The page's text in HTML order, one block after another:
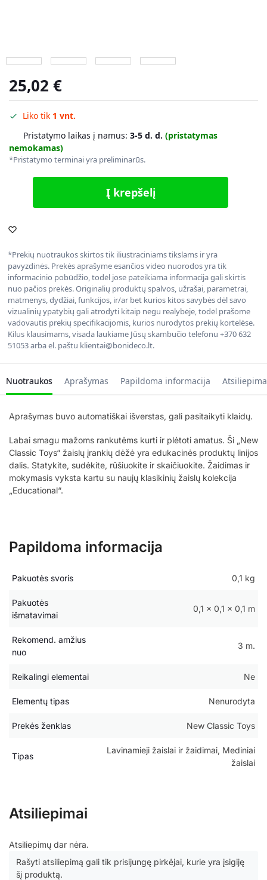
25,02 €
Liko tik 1 vnt.
Pristatymo laikas į namus: 3-5 d. d. (pristatymas
nemokamas)
*Pristatymo terminai yra preliminarūs.
Į krepšelį
*Prekių nuotraukos skirtos tik iliustraciniams tikslams ir yra
pavyzdinės. Prekės aprašyme esančios video nuorodos yra tik
informacinio pobūdžio, todėl jose pateikiama informacija gali skirtis
nuo pačios prekės. Originalių produktų spalvos, užrašai, parametrai,
matmenys, dydžiai, funkcijos, ir/ar bet kurios kitos savybės dėl savo
vizualinių ypatybių gali atrodyti kitaip negu realybėje, todėl prašome
vadovautis prekių specifikacijomis, kurios nurodytos prekių kortelėse.
Kilus klausimams, visada laukiame Jūsų skambučio telefonu +370 632
51053 arba el. paštu klientai@bonideco.lt.
Nuotraukos Aprašymas Papildoma informacija
Aprašymas buvo automatiškai išverstas, gali pasitaikyti klaidų.
Labai smagu mažoms rankutėms kurti ir plėtoti amatus. Ši „New
Classic Toys“ žaislų įrankių dėžė yra edukacinės produktų linijos
dalis. Statykite, sudėkite, rūšiuokite ir skaičiuokite. Žaidimas ir
mokymasis vyksta kartu su naujų klasikinių žaislų kolekcija
„Educational“.
Papildoma informacija
Pakuotės svoris 0,1 kg
Pakuotės
išmatavimai
0,1 × 0,1 × 0,1 m
Rekomend. amžius
nuo
3 m.
Reikalingi elementai Ne
Elementų tipas Nenurodyta
Prekės ženklas New Classic Toys
Tipas
Lavinamieji žaislai ir žaidimai, Mediniai
žaislai
Atsiliepimai
Atsiliepimų dar nėra.
Rašyti atsiliepimą gali tik prisijungę pirkėjai, kurie yra įsigiję
šį produktą.